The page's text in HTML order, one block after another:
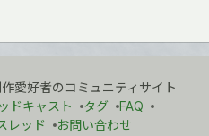
愛好者のコミュニティサイト
ドキャスト タグ
FAQ
レッド お問い合わせ